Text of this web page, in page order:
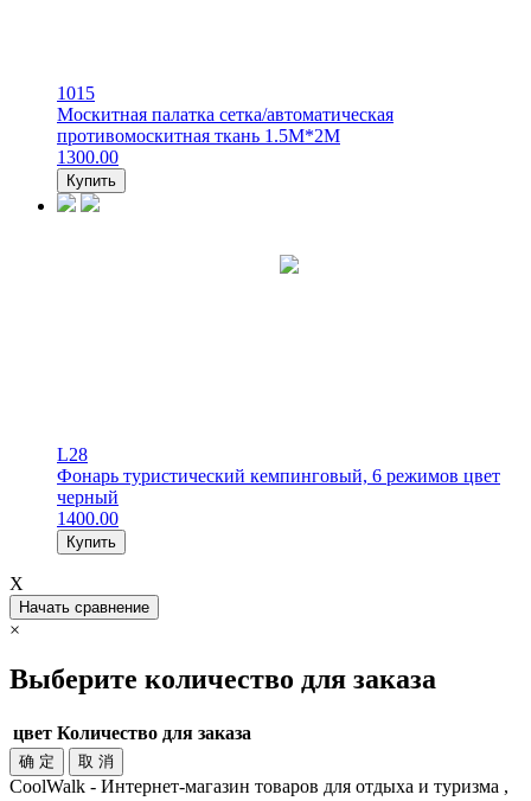
1015
Москитная палатка сетка/автоматическая
противомоскитная ткань 1.5М*2М
1300.00
Купить
L28
Фонарь туристический кемпинговый, 6 режимов цвет
черный
1400.00
Купить
X
Начать сравнение
×
Выберите количество для заказа
цвет Количество для заказа
确 定 取 消
CoolWalk - Интернет-магазин товаров для отдыха и туризма ,